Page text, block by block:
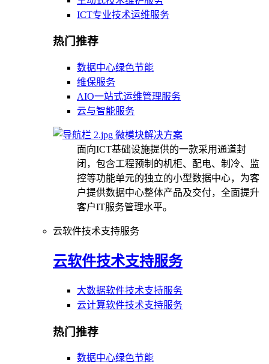
ICT专业技术运维服务
热门推荐
数据中心绿色节能
维保服务
AIO一站式运维管理服务
云与智能服务
微模块解决方案
面向ICT基础设施提供的一款采用通道封
闭，包含工程预制的机柜、配电、制冷、监
控等功能单元的独立的小型数据中心，为客
户提供数据中心整体产品及交付，全面提升
客户IT服务管理水平。
云软件技术支持服务
云软件技术支持服务
大数据软件技术支持服务
云计算软件技术支持服务
热门推荐
数据中心绿色节能